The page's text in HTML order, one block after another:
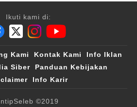
Ikuti kami di:
Kami Kontak Kami
Info Iklan
Siber
Panduan Kebijakan
Info Karir
©2019